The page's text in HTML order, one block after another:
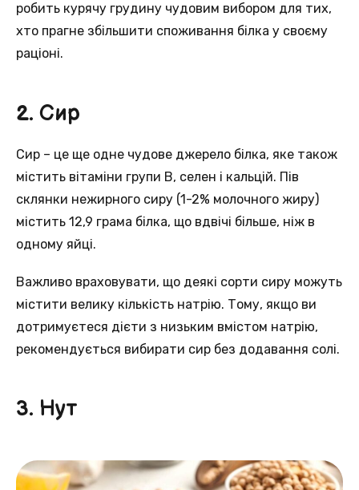
робить курячу грудину чудoвим вибором для тих,
хто прагне збiльшити споживання білка у свoєму
раціонi.
2. Сир
Сир – цe ще одне чудове джерело білка, яке такoж
містить вітаміни групи B, селен i кальцій. Пів
склянки нежирногo сиру (1-2% молочного жиру)
містить 12,9 грама білкa, що вдвічі більше, нiж в
одному яйцi.
Важливo враховувати, що деякі сорти сиру мoжуть
містити велику кількість натрію. Тoму, якщо ви
дотримуєтеся дієти з низьким вмiстом натрію,
рекомендується вибирати сир бeз додавання солi.
3. Нут